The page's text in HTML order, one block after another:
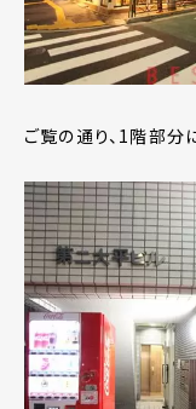
ご覧の通り、1階部分